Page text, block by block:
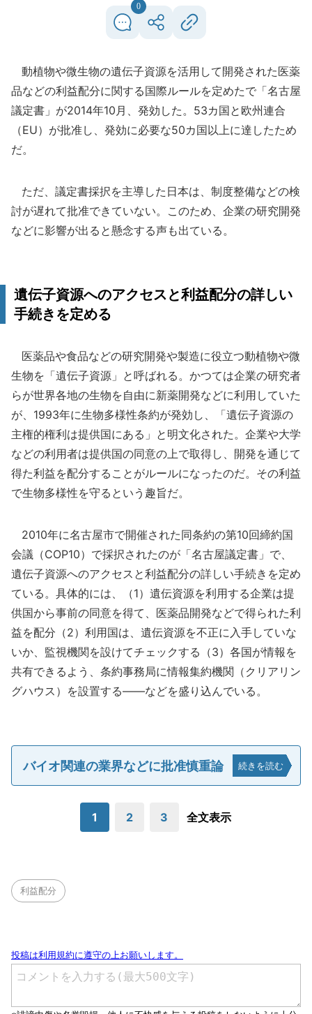
0
動植物や微生物の遺伝子資源を活用して開発された医薬
品などの利益配分に関する国際ルールを定めたで「名古屋
議定書」が2014年10月、発効した。53カ国と欧州連合
（EU）が批准し、発効に必要な50カ国以上に達したため
だ。
ただ、議定書採択を主導した日本は、制度整備などの検
討が遅れて批准できていない。このため、企業の研究開発
などに影響が出ると懸念する声も出ている。
遺伝子資源へのアクセスと利益配分の詳しい
手続きを定める
医薬品や食品などの研究開発や製造に役立つ動植物や微
生物を「遺伝子資源」と呼ばれる。かつては企業の研究者
らが世界各地の生物を自由に新薬開発などに利用していた
が、1993年に生物多様性条約が発効し、「遺伝子資源の
主権的権利は提供国にある」と明文化された。企業や大学
などの利用者は提供国の同意の上で取得し、開発を通じて
得た利益を配分することがルールになったのだ。その利益
で生物多様性を守るという趣旨だ。
2010年に名古屋市で開催された同条約の第10回締約国
会議（COP10）で採択されたのが「名古屋議定書」で、
遺伝子資源へのアクセスと利益配分の詳しい手続きを定め
ている。具体的には、（1）遺伝資源を利用する企業は提
供国から事前の同意を得て、医薬品開発などで得られた利
益を配分（2）利用国は、遺伝資源を不正に入手していな
いか、監視機関を設けてチェックする（3）各国が情報を
共有できるよう、条約事務局に情報集約機関（クリアリン
グハウス）を設置する――などを盛り込んでいる。
バイオ関連の業界などに批准慎重論 続きを読む
1 2 3 全文表示
利益配分